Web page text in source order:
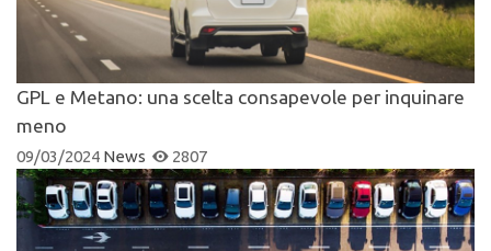
GPL e Metano: una scelta consapevole per inquinare
meno
09/03/2024 News 2807